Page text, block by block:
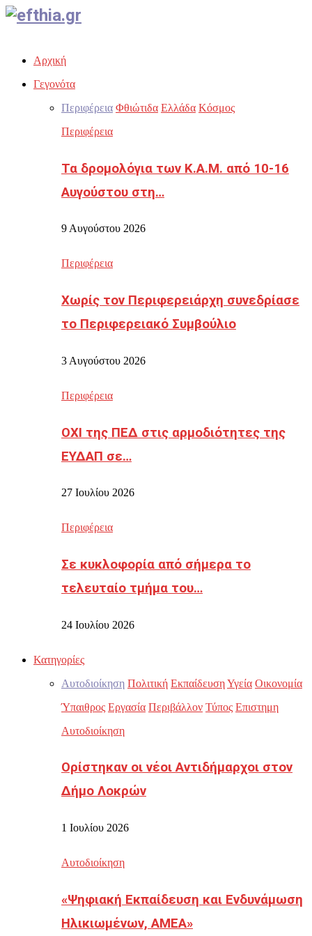
Facebook
Twitter
Instagram
Youtube
Email
Αρχική
Γεγονότα
Περιφέρεια Φθιώτιδα Ελλάδα Κόσμος
Περιφέρεια
Τα δρομολόγια των Κ.Α.Μ. από 10-16
Αυγούστου στη…
9 Αυγούστου 2026
Περιφέρεια
Χωρίς τον Περιφερειάρχη συνεδρίασε
το Περιφερειακό Συμβούλιο
3 Αυγούστου 2026
Περιφέρεια
ΟΧΙ της ΠΕΔ στις αρμοδιότητες της
ΕΥΔΑΠ σε…
27 Ιουλίου 2026
Περιφέρεια
Σε κυκλοφορία από σήμερα το
τελευταίο τμήμα του…
24 Ιουλίου 2026
Κατηγορίες
Αυτοδιοίκηση Πολιτική ΕκπαίδευσηΥγεία Οικονομία
Ύπαιθρος Εργασία Περιβάλλον Τύπος Επιστημη
Αυτοδιοίκηση
Ορίστηκαν οι νέοι Αντιδήμαρχοι στον
Δήμο Λοκρών
1 Ιουλίου 2026
Αυτοδιοίκηση
«Ψηφιακή Εκπαίδευση και Ενδυνάμωση
Ηλικιωμένων, ΑΜΕΑ»